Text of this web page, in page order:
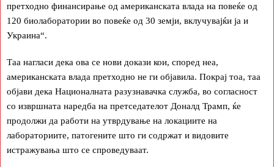
претходно финансирање од американската влада на повеќе од
120 биолаборатории во повеќе од 30 земји, вклучувајќи ја и
Украина“.
Таа нагласи дека ова се нови докази кои, според неа,
американската влада претходно не ги објавила. Покрај тоа, таа
објави дека Националната разузнавачка служба, во согласност
со извршната наредба на претседателот Доналд Трамп, ќе
продолжи да работи на утврдување на локациите на
лабораториите, патогените што ги содржат и видовите
истражувања што се спроведуваат.